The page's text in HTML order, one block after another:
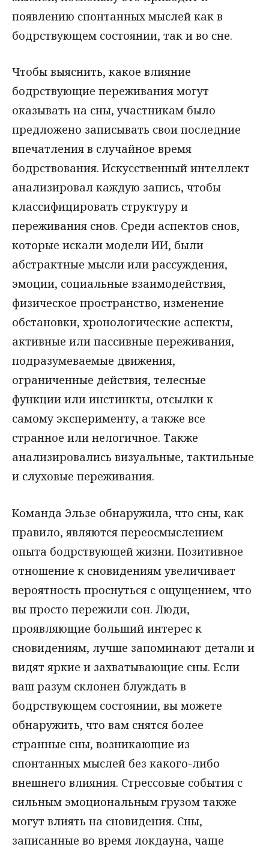
появлению спонтанных мыслей как в
бодрствующем состоянии, так и во сне.
Чтобы выяснить, какое влияние
бодрствующие переживания могут
оказывать на сны, участникам было
предложено записывать свои последние
впечатления в случайное время
бодрствования. Искусственный интеллект
анализировал каждую запись, чтобы
классифицировать структуру и
переживания снов. Среди аспектов снов,
которые искали модели ИИ, были
абстрактные мысли или рассуждения,
эмоции, социальные взаимодействия,
физическое пространство, изменение
обстановки, хронологические аспекты,
активные или пассивные переживания,
подразумеваемые движения,
ограниченные действия, телесные
функции или инстинкты, отсылки к
самому эксперименту, а также все
странное или нелогичное. Также
анализировались визуальные, тактильные
и слуховые переживания.
Команда Эльзе обнаружила, что сны, как
правило, являются переосмыслением
опыта бодрствующей жизни. Позитивное
отношение к сновидениям увеличивает
вероятность проснуться с ощущением, что
вы просто пережили сон. Люди,
проявляющие больший интерес к
сновидениям, лучше запоминают детали и
видят яркие и захватывающие сны. Если
ваш разум склонен блуждать в
бодрствующем состоянии, вы можете
обнаружить, что вам снятся более
странные сны, возникающие из
спонтанных мыслей без какого-либо
внешнего влияния. Стрессовые события с
сильным эмоциональным грузом также
могут влиять на сновидения. Сны,
записанные во время локдауна, чаще